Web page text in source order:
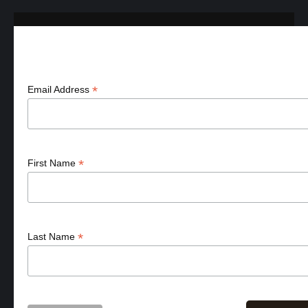
Email Address *
First Name *
Last Name *